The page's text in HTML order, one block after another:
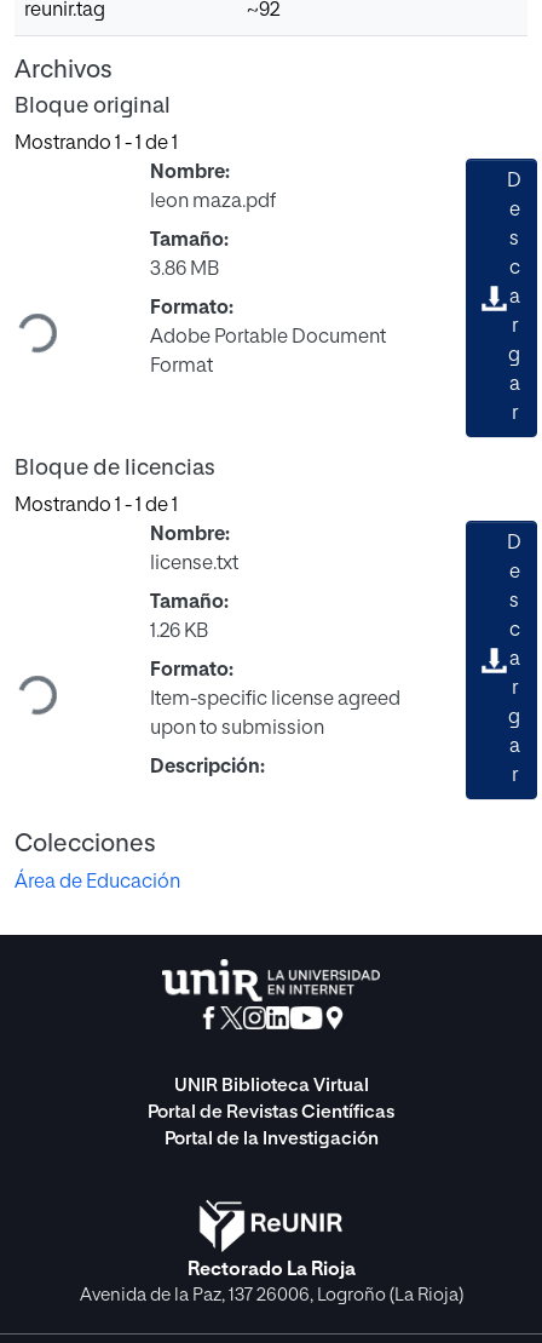
reunir.tag ~92
Archivos
Bloque original
Mostrando 1 - 1 de 1
Cargando...
Nombre:
leon maza.pdf
Tamaño:
3.86 MB
Formato:
Adobe Portable Document
Format
D
e
s
c
a
r
g
a
r
Bloque de licencias
Mostrando 1 - 1 de 1
Cargando...
Nombre:
license.txt
Tamaño:
1.26 KB
Formato:
Item-specific license agreed
upon to submission
Descripción:
D
e
s
c
a
r
g
a
r
Colecciones
Área de Educación
UNIR Biblioteca Virtual
Portal de Revistas Científicas
Portal de la Investigación
Rectorado La Rioja
Avenida de la Paz, 137 26006, Logroño (La Rioja)